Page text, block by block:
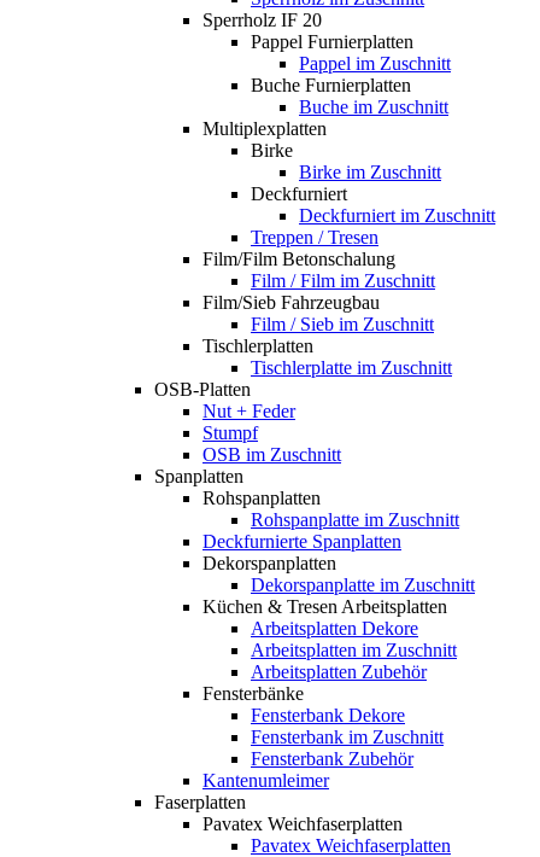
Sperrholz IF 20
Pappel Furnierplatten
Pappel im Zuschnitt
Buche Furnierplatten
Buche im Zuschnitt
Multiplexplatten
Birke
Birke im Zuschnitt
Deckfurniert
Deckfurniert im Zuschnitt
Treppen / Tresen
Film/Film Betonschalung
Film / Film im Zuschnitt
Film/Sieb Fahrzeugbau
Film / Sieb im Zuschnitt
Tischlerplatten
Tischlerplatte im Zuschnitt
OSB-Platten
Nut + Feder
Stumpf
OSB im Zuschnitt
Spanplatten
Rohspanplatten
Rohspanplatte im Zuschnitt
Deckfurnierte Spanplatten
Dekorspanplatten
Dekorspanplatte im Zuschnitt
Küchen & Tresen Arbeitsplatten
Arbeitsplatten Dekore
Arbeitsplatten im Zuschnitt
Arbeitsplatten Zubehör
Fensterbänke
Fensterbank Dekore
Fensterbank im Zuschnitt
Fensterbank Zubehör
Kantenumleimer
Faserplatten
Pavatex Weichfaserplatten
Pavatex Weichfaserplatten